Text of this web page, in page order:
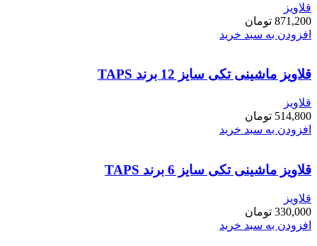
قلاویز
871,200 تومان
افزودن به سبد خرید
قلاویز ماشینی تکی سایز 12 برند TAPS
قلاویز
514,800 تومان
افزودن به سبد خرید
قلاویز ماشینی تکی سایز 6 برند TAPS
قلاویز
330,000 تومان
افزودن به سبد خرید